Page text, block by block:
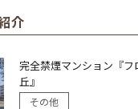
介
完全禁煙マンション『フ
丘』
その他